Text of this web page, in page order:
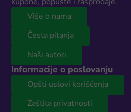
kupone, popuste i rasprodaje.
Više o nama
Česta pitanja
Naši autori
Informacije o poslovanju
Opšti uslovi korišćenja
Zaštita privatnosti